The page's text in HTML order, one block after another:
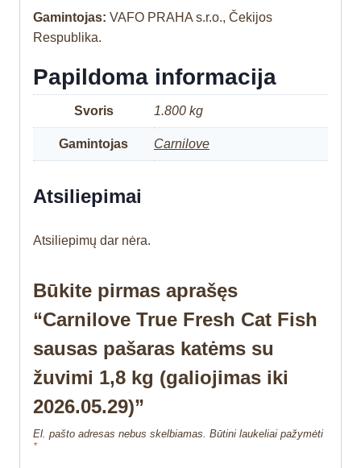
Gamintojas: VAFO PRAHA s.r.o., Čekijos
Respublika.
Papildoma informacija
Svoris 1.800 kg
Gamintojas Carnilove
Atsiliepimai
Atsiliepimų dar nėra.
Būkite pirmas aprašęs
“Carnilove True Fresh Cat Fish
sausas pašaras katėms su
žuvimi 1,8 kg (galiojimas iki
2026.05.29)”
El. pašto adresas nebus skelbiamas. Būtini laukeliai pažymėti
*